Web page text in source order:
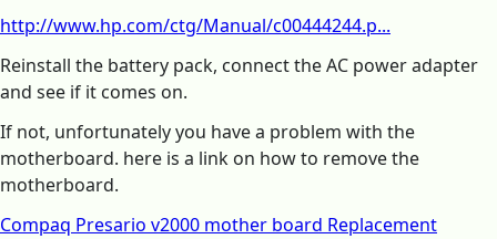
http://www.hp.com/ctg/Manual/c00444244.p...
Reinstall the battery pack, connect the AC power adapter
and see if it comes on.
If not, unfortunately you have a problem with the
motherboard. here is a link on how to remove the
motherboard.
Compaq Presario v2000 mother board Replacement